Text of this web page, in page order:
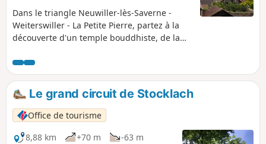
Dans le triangle Neuwiller-lès-Saverne -
Weiterswiller - La Petite Pierre, partez à la
découverte d'un temple bouddhiste, de la
et des ruines du Château de Herrenstein.
Le grand circuit de Stocklach
Office de tourisme
8,88 km
+70 m
-63 m